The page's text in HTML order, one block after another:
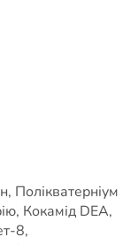
Полікватерніум
Кокамід DEA,
8,